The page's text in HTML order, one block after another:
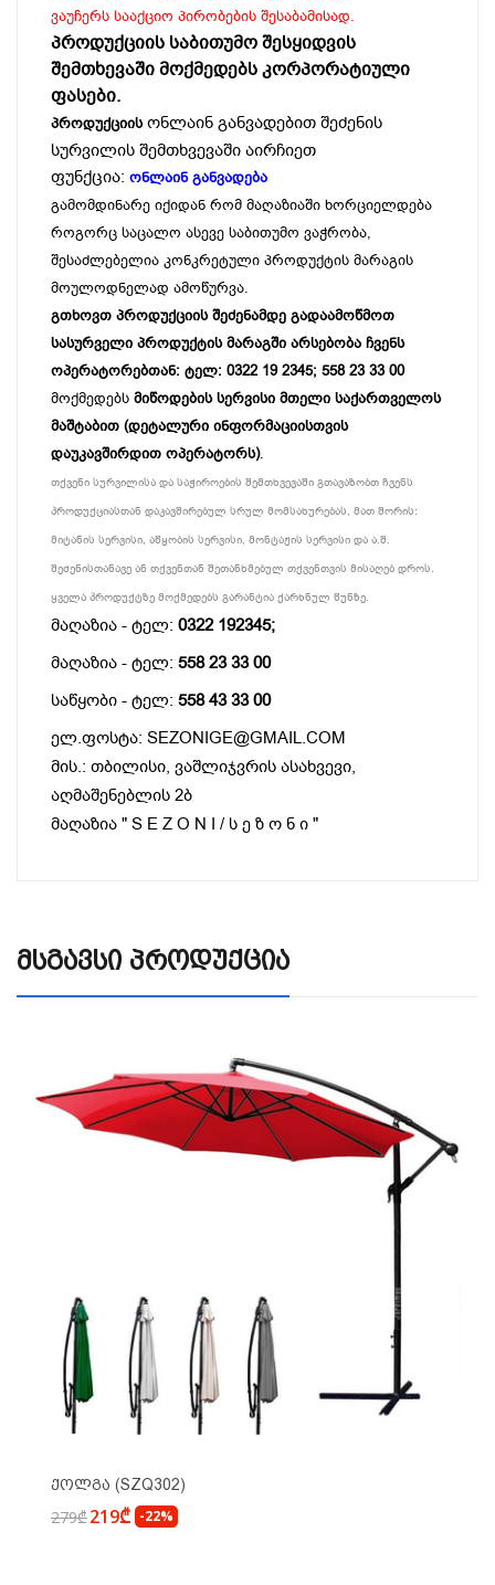
ვაუჩერს სააქციო პირობების შესაბამისად.
პროდუქციის საბითუმო შესყიდვის
შემთხევაში მოქმედებს კორპორატიული
ფასები.
პროდუქციის ონლაინ განვადებით შეძენის
სურვილის შემთხვევაში აირჩიეთ
ფუნქცია: ონლაინ განვადება
გამომდინარე იქიდან რომ მაღაზიაში ხორციელდება
როგორც საცალო ასევე საბითუმო ვაჭრობა,
შესაძლებელია კონკრეტული პროდუქტის მარაგის
მოულოდნელად ამოწურვა.
გთხოვთ პროდუქციის შეძენამდე გადაამოწმოთ
სასურველი პროდუქტის მარაგში არსებობა ჩვენს
ოპერატორებთან: ტელ: 0322 19 2345; 558 23 33 00
მოქმედებს მიწოდების სერვისი მთელი საქართველოს
მაშტაბით (დეტალური ინფორმაციისთვის
დაუკავშირდით ოპერატორს).
თქვენი სურვილისა და საჭიროების შემთხვევაში გთავაზობთ ჩვენს
პროდუქციასთან დაკავშირებულ სრულ მომსახურებას, მათ შორის:
მიტანის სერვისი, აწყობის სერვისი, მონტაჟის სერვისი და ა.შ.
შეძენისთანავე ან თქვენთან შეთანხმებულ თქვენთვის მისაღებ დროს.
ყველა პროდუქტზე მოქმედებს გარანტია ქარხნულ წუნზე.
მაღაზია - ტელ: 0322 192345;
მაღაზია - ტელ: 558 23 33 00
საწყობი - ტელ: 558 43 33 00
ელ.ფოსტა: SEZONIGE@GMAIL.COM
მის.: თბილისი, ვაშლიჯვრის ასახვევი,
აღმაშენებლის 2ბ
მაღაზია " S E Z O N I / ს ე ზ ო ნ ი "
Მსგავსი Პროდუქცია
Ქოლგა (SZQ302)
279₾219₾ -22%